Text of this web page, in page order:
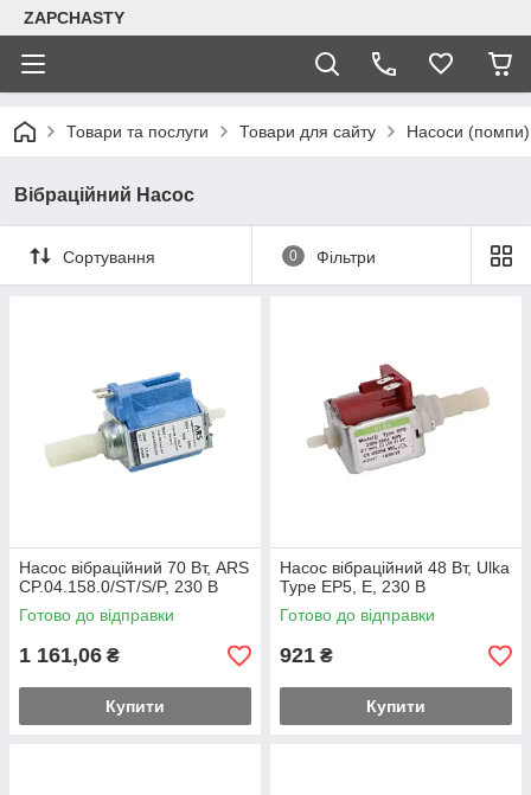
ZAPCHASTY
Товари та послуги Товари для сайту Насоси
Вібраційний Насос
Сортування 0 Фільтри
Насос вібраційний 70 Вт, ARS
CP.04.158.0/ST/S/P, 230 В
Готово до відправки
1 161,06 ₴
Купити
Насос вібраційний 48 Вт, Ulka
Type EP5, E, 230 В
Готово до відправки
921 ₴
Купити